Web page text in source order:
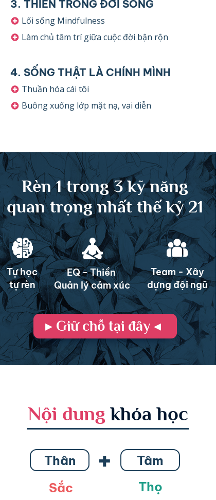
Lối sống Mindfulness
Làm chủ tâm trí giữa cuộc đời bận rộn
3. THIỀN TRONG ĐỜI SỐNG
Thuần hóa cái tôi
Buông xuống lớp mặt nạ, vai diễn
4. SỐNG THẬT LÀ CHÍNH MÌNH
Rèn 1 trong 3 kỹ năng
quan trọng nhất thế kỷ 21
▸ Giữ chỗ tại đây ◂
EQ - Thiền
Quản lý cảm xúc
Team - Xây
dựng đội ngũ
Tự học
tự rèn
Nội dung khóa học
Thân Tâm
+
Sắc
Thọ